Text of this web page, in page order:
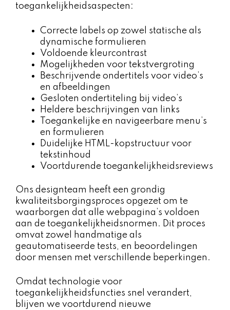
toegankelijkheidsaspecten:
Correcte labels op zowel statische als
dynamische formulieren
Voldoende kleurcontrast
Mogelijkheden voor tekstvergroting
Beschrijvende ondertitels voor video’s
en afbeeldingen
Gesloten ondertiteling bij video’s
Heldere beschrijvingen van links
Toegankelijke en navigeerbare menu’s
en formulieren
Duidelijke HTML-kopstructuur voor
tekstinhoud
Voortdurende toegankelijkheidsreviews
Ons designteam heeft een grondig
kwaliteitsborgingsproces opgezet om te
waarborgen dat alle webpagina’s voldoen
aan de toegankelijkheidsnormen. Dit proces
omvat zowel handmatige als
geautomatiseerde tests, en beoordelingen
door mensen met verschillende beperkingen.
Omdat technologie voor
toegankelijkheidsfuncties snel verandert,
blijven we voortdurend nieuwe